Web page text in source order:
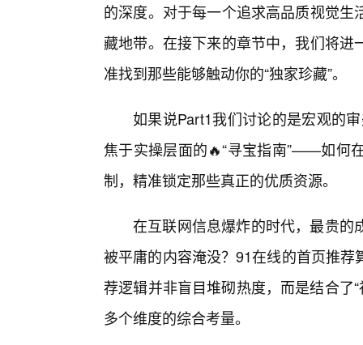
的深度。对于每一个追求高品质视觉
藏地带。在接下来的章节中，我们将
准找到那些能够触动你的“独家珍藏”。
如果说Part1我们讨论的是宏观的
焦于实操层面的🔥“寻宝指南”——如何
制，精准锁定那些真正的优质资源。
在互联网信息爆炸的时代，最贵的
被平庸的内容淹没？91在线的首页推
荐逻辑并非盲目堆砌热度，而是结合了
多个维度的综合考量。